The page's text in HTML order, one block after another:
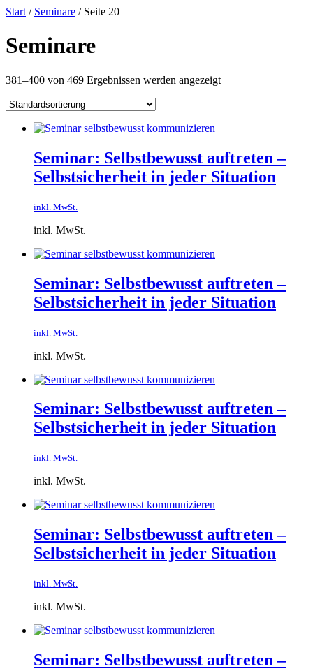
Zum
springen
Start / Seminare / Seite 20
Seminare
381–400 von 469 Ergebnissen werden angezeigt
Seminar: Selbstbewusst auftreten –
Selbstsicherheit in jeder Situation
inkl. MwSt.
inkl. MwSt.
Seminar: Selbstbewusst auftreten –
Selbstsicherheit in jeder Situation
inkl. MwSt.
inkl. MwSt.
Seminar: Selbstbewusst auftreten –
Selbstsicherheit in jeder Situation
inkl. MwSt.
inkl. MwSt.
Seminar: Selbstbewusst auftreten –
Selbstsicherheit in jeder Situation
inkl. MwSt.
inkl. MwSt.
Seminar: Selbstbewusst auftreten –